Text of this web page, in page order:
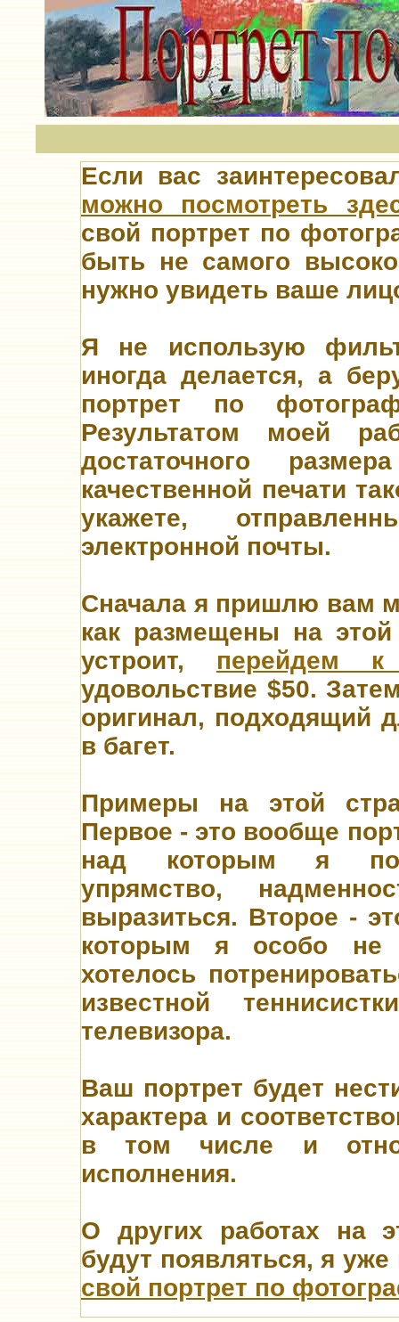
Если вас
можно посмотреть
свой портрет по
быть не самого
нужно увидеть ваше
Я не использую
иногда делается, а
портрет по
Результатом моей
достаточного
качественной печати
укажете,
электронной почты.
Сначала я пришлю вам
как размещены на
устроит, перейдем к
удовольствие $50.
оригинал, подходящий
в багет.
Примеры на этой
Первое - это вообще
над которым я
упрямство,
выразиться. Второе -
которым я особо не
хотелось
известной
телевизора.
Ваш портрет будет
характера и
в том числе и
исполнения.
О других работах на
будут появляться, я
свой портрет по